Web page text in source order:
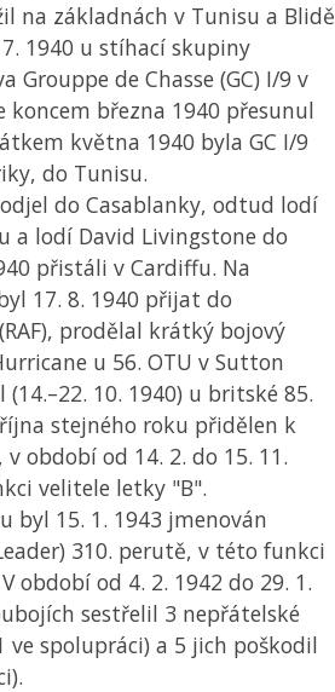
na základnách v Tunisu a Blidě
1940 u stíhací skupiny
Grouppe de Chasse (GC) I/9 v
koncem března 1940 přesunul
května 1940 byla GC I/9
do Tunisu.
do Casablanky, odtud lodí
a lodí David Livingstone do
přistáli v Cardiffu. Na
17. 8. 1940 přijat do
prodělal krátký bojový
u 56. OTU v Sutton
10. 1940) u britské 85.
stejného roku přidělen k
období od 14. 2. do 15. 11.
velitele letky "B".
byl 15. 1. 1943 jmenován
310. perutě, v této funkci
období od 4. 2. 1942 do 29. 1.
sestřelil 3 nepřátelské
spolupráci) a 5 jich poškodil